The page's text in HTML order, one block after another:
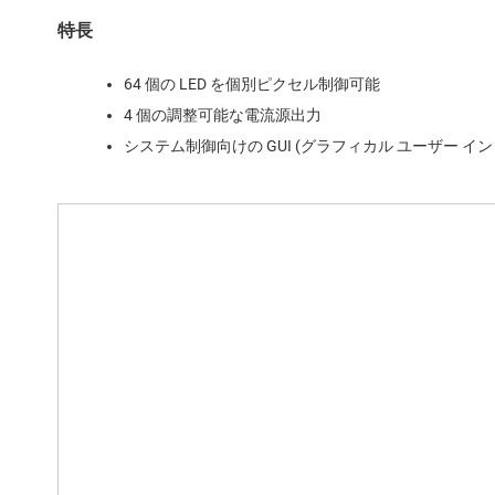
特長
64 個の LED を個別ピクセル制御可能
4 個の調整可能な電流源出力
システム制御向けの GUI (グラフィカル ユーザー イ